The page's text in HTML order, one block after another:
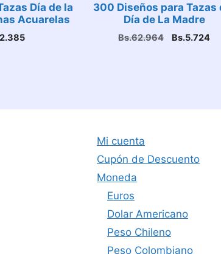
Día de la
Acuarelas
300 Diseños para Tazas
Día de La Madre
Bs.62.964
El
Bs.5.724El
Mi cuenta
Cupón de Descuento
Moneda
Euros
Dolar Americano
Peso Chileno
Peso Colombiano